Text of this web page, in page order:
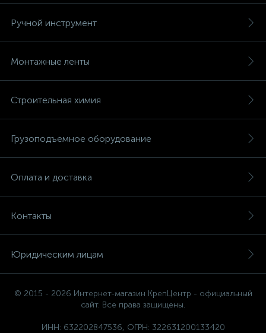
Ручной инструмент
Монтажные ленты
Строительная химия
Грузоподъемное оборудование
Оплата и доставка
Контакты
Юридическим лицам
© 2015 - 2026 Интернет-магазин КрепЦентр - официальный
сайт. Все права защищены.
ИНН: 632202847536, ОГРН: 322631200133420